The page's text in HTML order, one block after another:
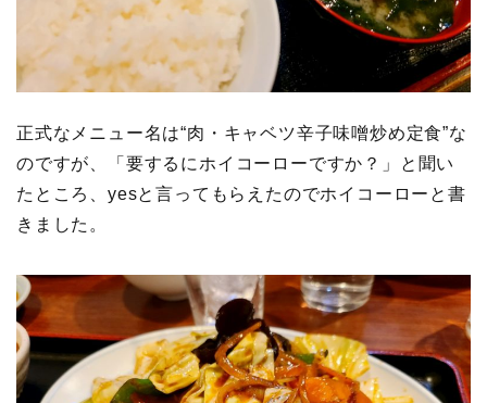
正式なメニュー名は“肉・キャベツ辛子味噌炒め定食”な
のですが、「要するにホイコーローですか？」と聞い
たところ、yesと言ってもらえたのでホイコーローと書
きました。